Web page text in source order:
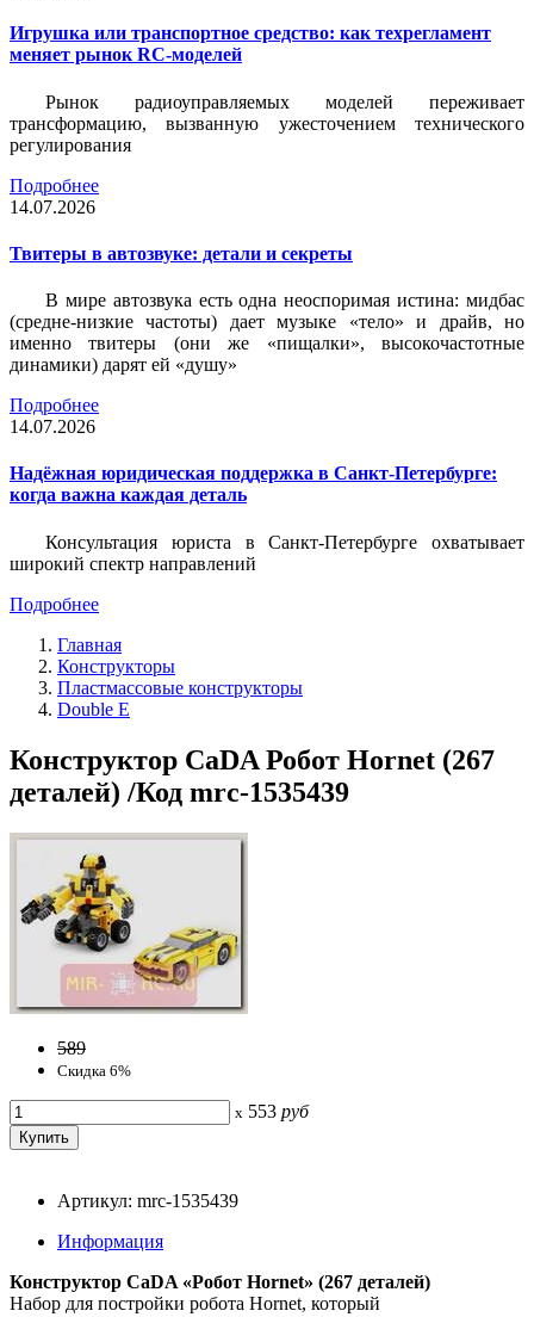
Игрушка или транспортное средство: как техрегламент
меняет рынок RC-моделей
Рынок радиоуправляемых моделей переживает
трансформацию, вызванную ужесточением технического
регулирования
Подробнее
14.07.2026
Твитеры в автозвуке: детали и секреты
В мире автозвука есть одна неоспоримая истина: мидбас
(средне-низкие частоты) дает музыке «тело» и драйв, но
именно твитеры (они же «пищалки», высокочастотные
динамики) дарят ей «душу»
Подробнее
14.07.2026
Надёжная юридическая поддержка в Санкт-Петербурге:
когда важна каждая деталь
Консультация юриста в Санкт-Петербурге охватывает
широкий спектр направлений
Подробнее
Главная
Конструкторы
Пластмассовые конструкторы
Double E
Конструктор CaDA Робот Hornet (267
деталей) /Код mrc-1535439
589
Скидка 6%
x 553 руб
Артикул: mrc-1535439
Информация
Конструктор CaDA «Робот Hornet» (267 деталей)
Набор для постройки робота Hornet, который